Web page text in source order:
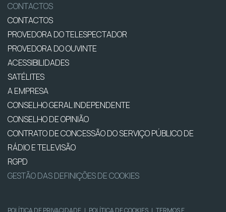
CONTACTOS
CONTACTOS
PROVEDORA DO TELESPECTADOR
PROVEDORA DO OUVINTE
ACESSIBILIDADES
SATÉLITES
A EMPRESA
CONSELHO GERAL INDEPENDENTE
CONSELHO DE OPINIÃO
CONTRATO DE CONCESSÃO DO SERVIÇO PÚBLICO DE
RÁDIO E TELEVISÃO
RGPD
GESTÃO DAS DEFINIÇÕES DE COOKIES